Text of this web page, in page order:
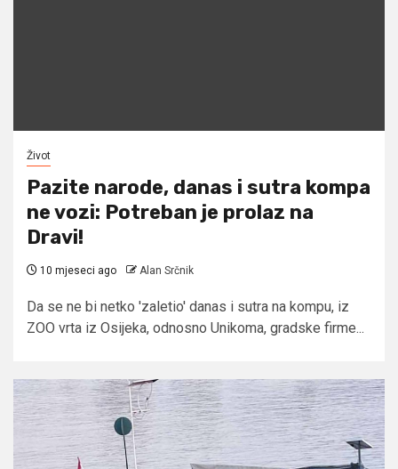
Život
Pazite narode, danas i sutra kompa
ne vozi: Potreban je prolaz na
Dravi!
10 mjeseci ago Alan Srčnik
Da se ne bi netko 'zaletio' danas i sutra na kompu, iz
ZOO vrta iz Osijeka, odnosno Unikoma, gradske firme...